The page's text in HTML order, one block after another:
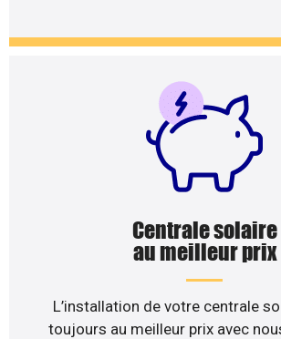
Centrale solaire
au meilleur prix
L’installation de votre centrale
toujours au meilleur prix avec